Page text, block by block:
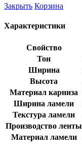
Закрыть Корзина
Характеристики
Свойство
Тон
Ширина
Высота
Материал карниза
Ширина ламели
Текстура ламели
Производство ленты
Материал ламели